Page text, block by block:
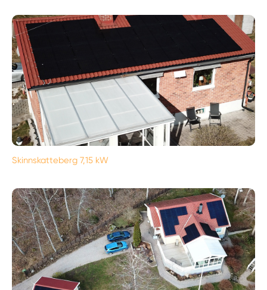
Skinnskatteberg 7,15 kW